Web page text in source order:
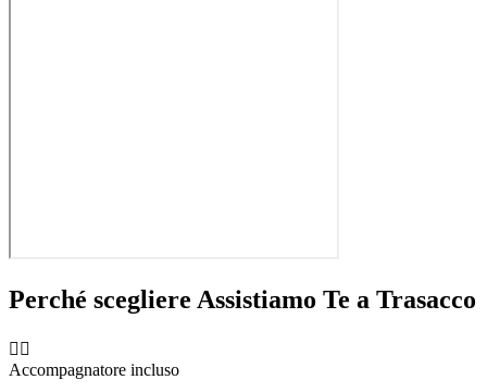
Perché scegliere Assistiamo Te a Trasacco
🧑‍⚕️
Accompagnatore incluso